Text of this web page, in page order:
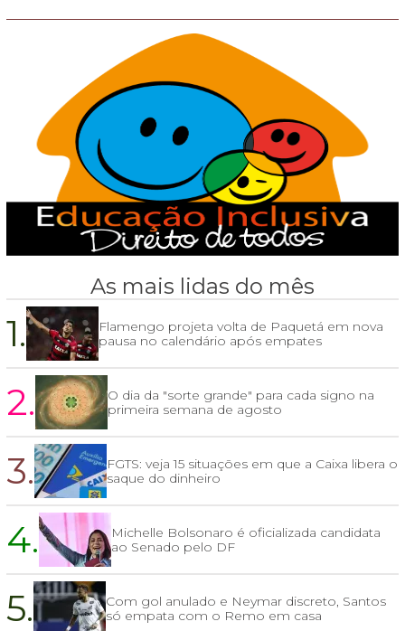
As mais lidas do mês
1.
Flamengo projeta volta de Paquetá em nova
pausa no calendário após empates
2.
O dia da "sorte grande" para cada signo na
primeira semana de agosto
3.
FGTS: veja 15 situações em que a Caixa libera o
saque do dinheiro
4.
Michelle Bolsonaro é oficializada candidata
ao Senado pelo DF
5.
Com gol anulado e Neymar discreto, Santos
só empata com o Remo em casa